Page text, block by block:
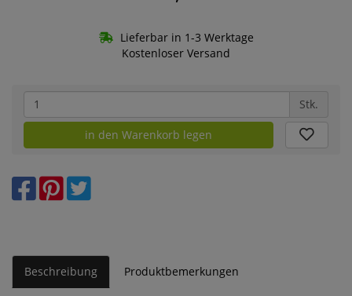
Lieferbar in 1-3 Werktage
Kostenloser Versand
Stk.
in den Warenkorb legen
Beschreibung Produktbemerkungen